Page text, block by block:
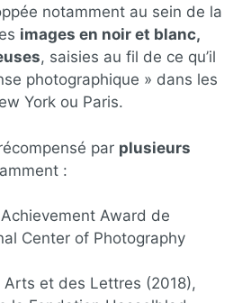
notamment au sein de la
images en noir et blanc,
, saisies au fil de ce qu’il
photographique » dans les
York ou Paris.
par plusieurs
:
Award de
Center of Photography
Arts et des Lettres (2018),